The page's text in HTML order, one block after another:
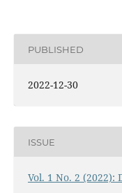
PUBLISHED
2022-12-30
ISSUE
Vol. 1 No. 2 (2022):